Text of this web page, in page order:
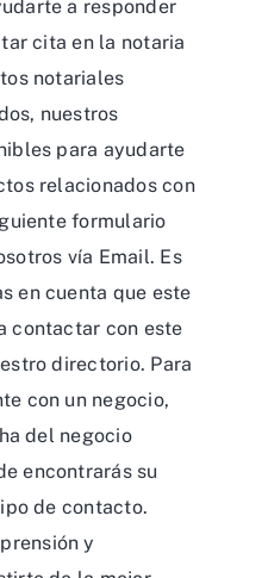
a responder
cita en la notaria
notariales
nuestros
para ayudarte
relacionados con
formulario
vía Email. Es
en cuenta que este
contactar con este
directorio. Para
con un negocio,
del negocio
encontrarás su
de contacto.
y